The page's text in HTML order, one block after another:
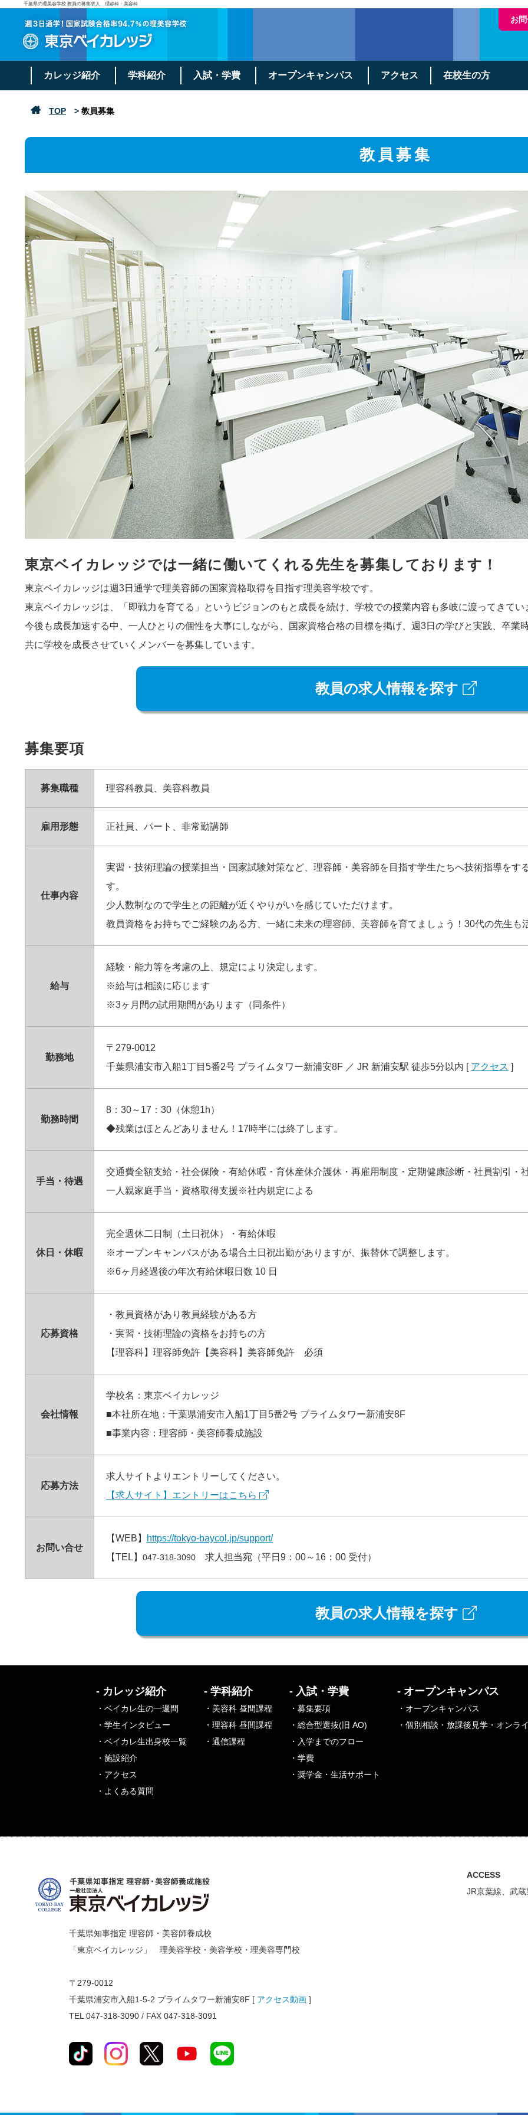
千葉県の理美容学校 教員の募集求人 理容科・美容科
お
カレッジ紹介 学科紹介 入試・学費 オープンキャンパス アクセス 在校生の方
TOP > 教員募集
教員募集
東京ベイカレッジでは一緒に働いてくれる先生を募集しております！
東京ベイカレッジは週3日通学で理美容師の国家資格取得を目指す理美容学校です。
東京ベイカレッジは、「即戦力を育てる」というビジョンのもと成長を続け、学校での授業内容も多岐に渡ってきてい
今後も成長加速する中、一人ひとりの個性を大事にしながら、国家資格合格の目標を掲げ、週3日の学びと実践、卒業
共に学校を成長させていくメンバーを募集しています。
教員の求人情報を探す
募集要項
募集職種 理容科教員、美容科教員
雇用形態 正社員、パート、非常勤講師
仕事内容
実習・技術理論の授業担当・国家試験対策など、理容師・美容師を目指す学生たちへ技術指導をす
す。
少人数制なので学生との距離が近くやりがいを感じていただけます。
教員資格をお持ちでご経験のある方、一緒に未来の理容師、美容師を育てましょう！30代の先生も
給与
経験・能力等を考慮の上、規定により決定します。
※給与は相談に応じます
※3ヶ月間の試用期間があります（同条件）
勤務地
〒279-0012
千葉県浦安市入船1丁目5番2号 プライムタワー新浦安8F ／ JR 新浦安駅 徒歩5分以内 [ アクセス ]
勤務時間
8：30～17：30（休憩1h）
◆残業はほとんどありません！17時半には終了します。
手当・待遇
交通費全額支給・社会保険・有給休暇・育休産休介護休・再雇用制度・定期健康診断・社員割引・
一人親家庭手当・資格取得支援※社内規定による
休日・休暇
完全週休二日制（土日祝休）・有給休暇
※オープンキャンパスがある場合土日祝出勤がありますが、振替休で調整します。
※6ヶ月経過後の年次有給休暇日数 10 日
応募資格
・教員資格があり教員経験がある方
・実習・技術理論の資格をお持ちの方
【理容科】理容師免許【美容科】美容師免許 必須
会社情報
学校名：東京ベイカレッジ
■本社所在地：千葉県浦安市入船1丁目5番2号 プライムタワー新浦安8F
■事業内容：理容師・美容師養成施設
応募方法
求人サイトよりエントリーしてください。
【求人サイト】エントリーはこちら
お問い合せ
【WEB】
https://tokyo-baycol.jp/support/
【TEL】 047-318-3090 求人担当宛（平日9：00～16：00 受付）
教員の求人情報を探す
- カレッジ紹介
・ベイカレ生の一週間
・学生インタビュー
・ベイカレ生出身校一覧
・施設紹介
・アクセス
・よくある質問
- 学科紹介
・美容科 昼間課程
・理容科 昼間課程
・通信課程
- 入試・学費
・募集要項
・総合型選抜(旧 AO)
・入学までのフロー
・学費
・奨学金・生活サポート
- オープンキャンパス
・オープンキャンパス
・個別相談・放課後見学・オンラ
千葉県知事指定 理容師・美容師養成校
「東京ベイカレッジ」 理美容学校・美容学校・理美容専門校
〒279-0012
千葉県浦安市入船1-5-2 プライムタワー新浦安8F [ アクセス動画 ]
TEL 047-318-3090 / FAX 047-318-3091
ACCESS
JR京葉線、武